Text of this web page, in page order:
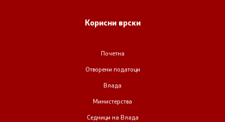
Корисни врски
Почетна
Отворени податоци
Влада
Министерства
Седници на Влада